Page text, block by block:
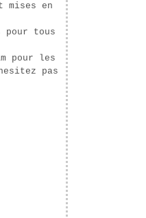
en
tous
pour les
pas